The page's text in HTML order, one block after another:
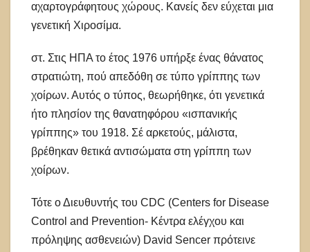
αχαρτογράφητους χώρους. Κανείς δεν εύχεται μια
γενετική Χιροσίμα.
στ. Στις ΗΠΑ το έτος 1976 υπήρξε ένας θάνατος
στρατιώτη, πού απεδόθη σε τύπο γρίππης των
χοίρων. Αυτός ο τύπος, θεωρήθηκε, ότι γενετικά
ήτο πλησίον της θανατηφόρου «ισπανικής
γρίππης» του 1918. Σέ αρκετούς, μάλιστα,
βρέθηκαν θετικά αντισώματα στη γρίππη των
χοίρων.
Τότε ο Διευθυντής του CDC (Centers for Disease
Control and Prevention- Κέντρα ελέγχου και
πρόληψης ασθενειών) David Sencer πρότεινε